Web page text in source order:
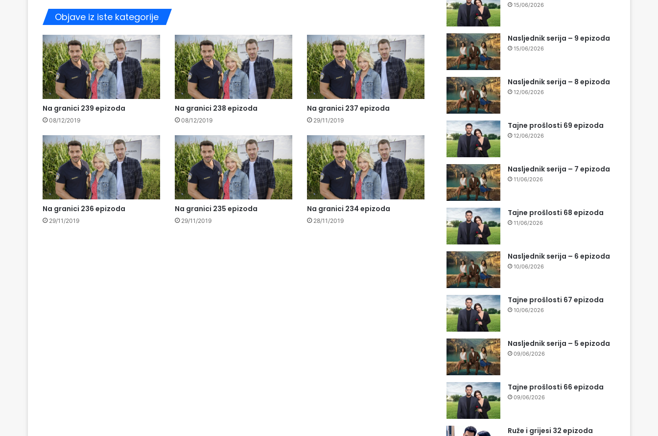
Objave iz iste kategorije
Na granici 239 epizoda
08/12/2019
Na granici 238 epizoda
08/12/2019
Na granici 237 epizoda
29/11/2019
Na granici 236 epizoda
29/11/2019
Na granici 235 epizoda
29/11/2019
Na granici 234 epizoda
28/11/2019
15/06/2026
Nasljednik serija – 9 epizoda
15/06/2026
Nasljednik serija – 8 epizoda
12/06/2026
Tajne prošlosti 69 epizoda
12/06/2026
Nasljednik serija – 7 epizoda
11/06/2026
Tajne prošlosti 68 epizoda
11/06/2026
Nasljednik serija – 6 epizoda
10/06/2026
Tajne prošlosti 67 epizoda
10/06/2026
Nasljednik serija – 5 epizoda
09/06/2026
Tajne prošlosti 66 epizoda
09/06/2026
Ruže i grijesi 32 epizoda